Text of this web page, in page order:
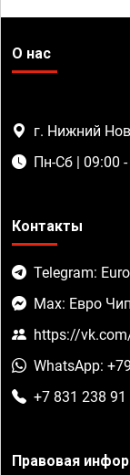
О нас
г. Нижний
Пн-Сб | 09:00
Контакты
Telegram:
Max: Евро
https://
WhatsApp:
+7 831 238 91
Правовая